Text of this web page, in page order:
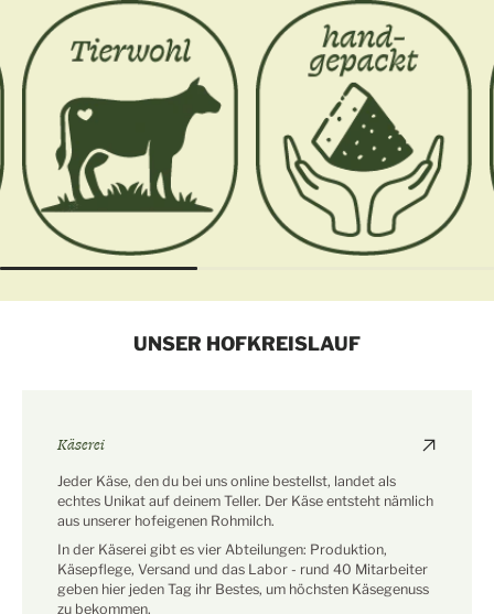
UNSER HOFKREISLAUF
Käserei
Jeder Käse, den du bei uns online bestellst, landet als
echtes Unikat auf deinem Teller. Der Käse entsteht nämlich
aus unserer hofeigenen Rohmilch.
In der Käserei gibt es vier Abteilungen: Produktion,
Käsepflege, Versand und das Labor - rund 40 Mitarbeiter
geben hier jeden Tag ihr Bestes, um höchsten Käsegenuss
zu bekommen.